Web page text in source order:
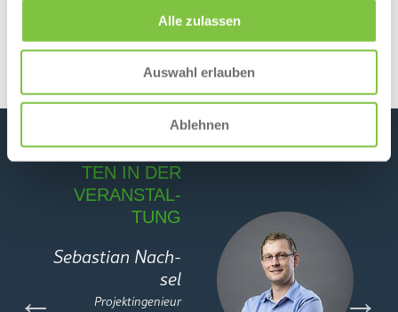
Alle zulassen
Auswahl erlauben
Ablehnen
IHRE DO­ZEN­
TEN IN DER
VER­AN­STAL­
TUNG
Se­bas­ti­an Nach­
sel
Pro­jekt­in­ge­nieur